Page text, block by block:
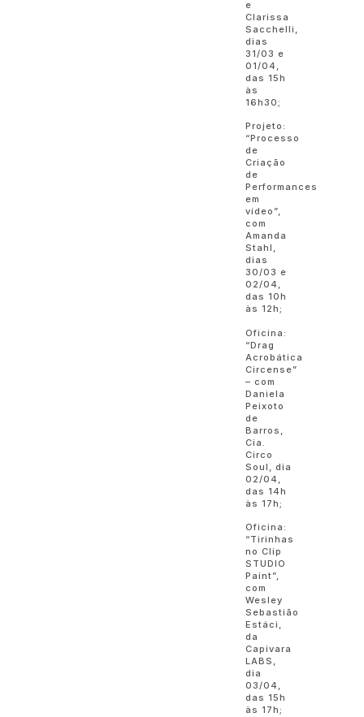
e
Clarissa
Sacchelli,
dias
31/03 e
01/04,
das 15h
às
16h30;
Projeto:
“Processo
de
Criação
de
Performances
em
vídeo”,
com
Amanda
Stahl,
dias
30/03 e
02/04,
das 10h
às 12h;
Oficina:
“Drag
Acrobática
Circense”
– com
Daniela
Peixoto
de
Barros,
Cia.
Circo
Soul, dia
02/04,
das 14h
às 17h;
Oficina:
“Tirinhas
no Clip
STUDIO
Paint”,
com
Wesley
Sebastião
Estáci,
da
Capivara
LABS,
dia
03/04,
das 15h
às 17h;